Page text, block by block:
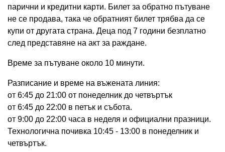
парични и кредитни карти. Билет за обратно пътуване
не се продава, така че обратният билет трябва да се
купи от другата страна. Деца под 7 години безплатно
след представяне на акт за раждане.
Време за пътуване около 10 минути.
Разписание и време на въжената линия:
от 6:45 до 21:00 от понеделник до четвъртък
от 6:45 до 22:00 в петък и събота.
от 9:00 до 22:00 часа в неделя и официални празници.
Технологична почивка 10:45 - 13:00 в понеделник и
четвъртък.